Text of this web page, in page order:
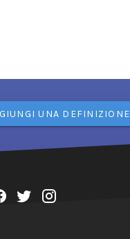
UNA DEFINIZIONE